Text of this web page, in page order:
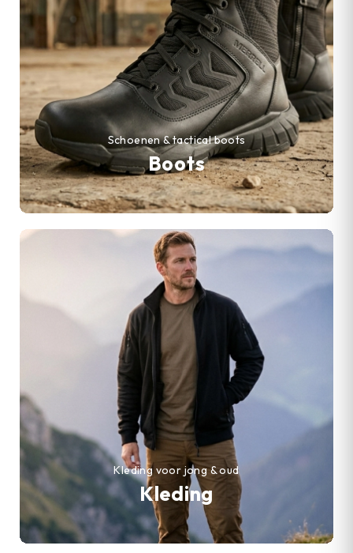
Boots
Schoenen & tactical boots
Kleding
Kleding voor jong & oud